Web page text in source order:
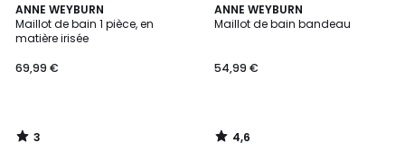
ANNE WEYBURN
Maillot de bain 1 pièce, en
matière irisée
69,99 €
3
/
5
3
/
ANNE WEYBURN
Maillot de bain bandeau
54,99 €
4,6
/ 5
4,6
/